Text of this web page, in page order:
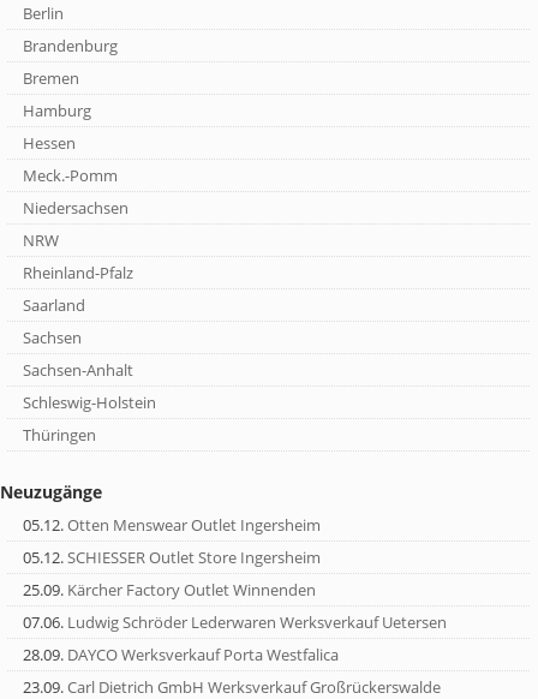
Berlin
Brandenburg
Bremen
Hamburg
Hessen
Meck.-Pomm
Niedersachsen
NRW
Rheinland-Pfalz
Saarland
Sachsen
Sachsen-Anhalt
Schleswig-Holstein
Thüringen
Neuzugänge
05.12.Otten Menswear Outlet Ingersheim
05.12.SCHIESSER Outlet Store Ingersheim
25.09. Kärcher Factory Outlet Winnenden
07.06. Ludwig Schröder Lederwaren Werksverkauf Uetersen
28.09. DAYCO Werksverkauf Porta Westfalica
23.09.Carl Dietrich GmbH Werksverkauf Großrückerswalde